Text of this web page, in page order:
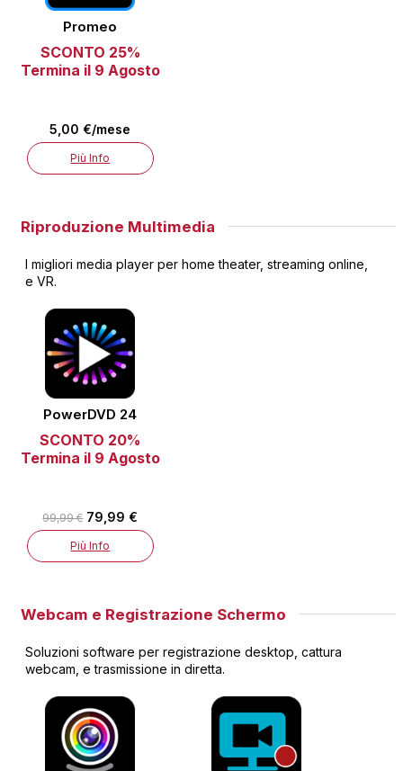
Promeo
SCONTO 25%
Termina il 9 Agosto
5,00 €/mese
Più Info
Riproduzione Multimedia
I migliori media player per home theater, streaming online,
e VR.
PowerDVD 24
SCONTO 20%
Termina il 9 Agosto
99,99 € 79,99 €
Più Info
Webcam e Registrazione Schermo
Soluzioni software per registrazione desktop, cattura
webcam, e trasmissione in diretta.